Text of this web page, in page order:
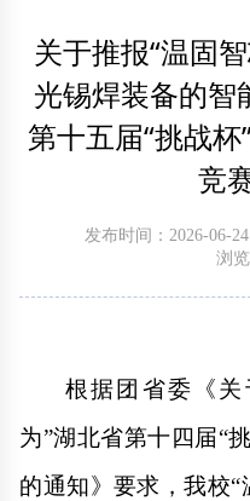
关于推报“温固
光锡焊装备的智
第十五届“挑战
竞
发布时间：2026-06-24
浏
根据团省委《关
为”湖北省第十四届“
的通知》要求，我校